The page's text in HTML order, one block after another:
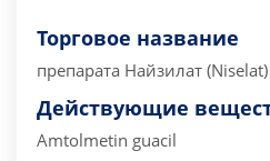
Торговое название
препарата Найзилат (Niselat)
Действующие
Amtolmetin guacil